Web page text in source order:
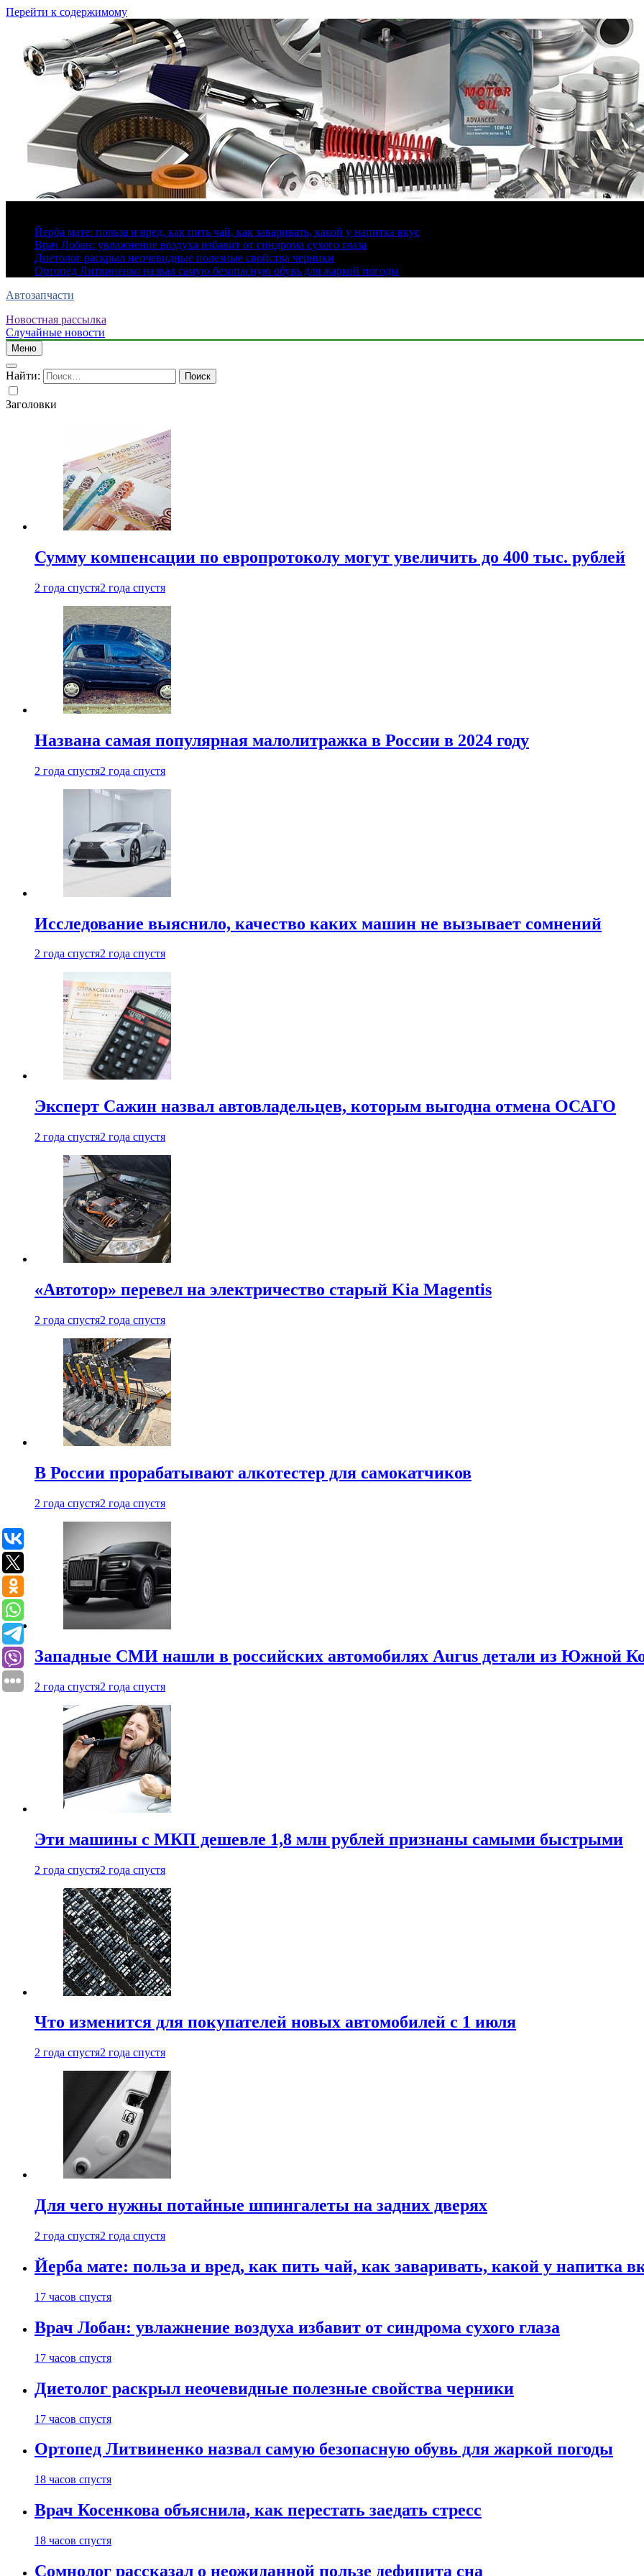
Перейти к содержимому
Йерба мате: польза и вред, как пить чай, как заваривать, какой у напитка вкус
Врач Лобан: увлажнение воздуха избавит от синдрома сухого глаза
Диетолог раскрыл неочевидные полезные свойства черники
Ортопед Литвиненко назвал самую безопасную обувь для жаркой погоды
Автозапчасти
Новостная рассылка
Случайные новости
Меню
Найти:
Заголовки
Сумму компенсации по европротоколу могут увеличить до 400 тыс. рублей
2 года спустя2 года спустя
Названа самая популярная малолитражка в России в 2024 году
2 года спустя2 года спустя
Исследование выяснило, качество каких машин не вызывает сомнений
2 года спустя2 года спустя
Эксперт Сажин назвал автовладельцев, которым выгодна отмена ОСАГО
2 года спустя2 года спустя
«Автотор» перевел на электричество старый Kia Magentis
2 года спустя2 года спустя
В России прорабатывают алкотестер для самокатчиков
2 года спустя2 года спустя
Западные СМИ нашли в российских автомобилях Aurus детали из Южной
2 года спустя2 года спустя
Эти машины с МКП дешевле 1,8 млн рублей признаны самыми быстрыми
2 года спустя2 года спустя
Что изменится для покупателей новых автомобилей с 1 июля
2 года спустя2 года спустя
Для чего нужны потайные шпингалеты на задних дверях
2 года спустя2 года спустя
Йерба мате: польза и вред, как пить чай, как заваривать, какой у напитка
17 часов спустя
Врач Лобан: увлажнение воздуха избавит от синдрома сухого глаза
17 часов спустя
Диетолог раскрыл неочевидные полезные свойства черники
17 часов спустя
Ортопед Литвиненко назвал самую безопасную обувь для жаркой погоды
18 часов спустя
Врач Косенкова объяснила, как перестать заедать стресс
18 часов спустя
Сомнолог рассказал о неожиданной пользе дефицита сна